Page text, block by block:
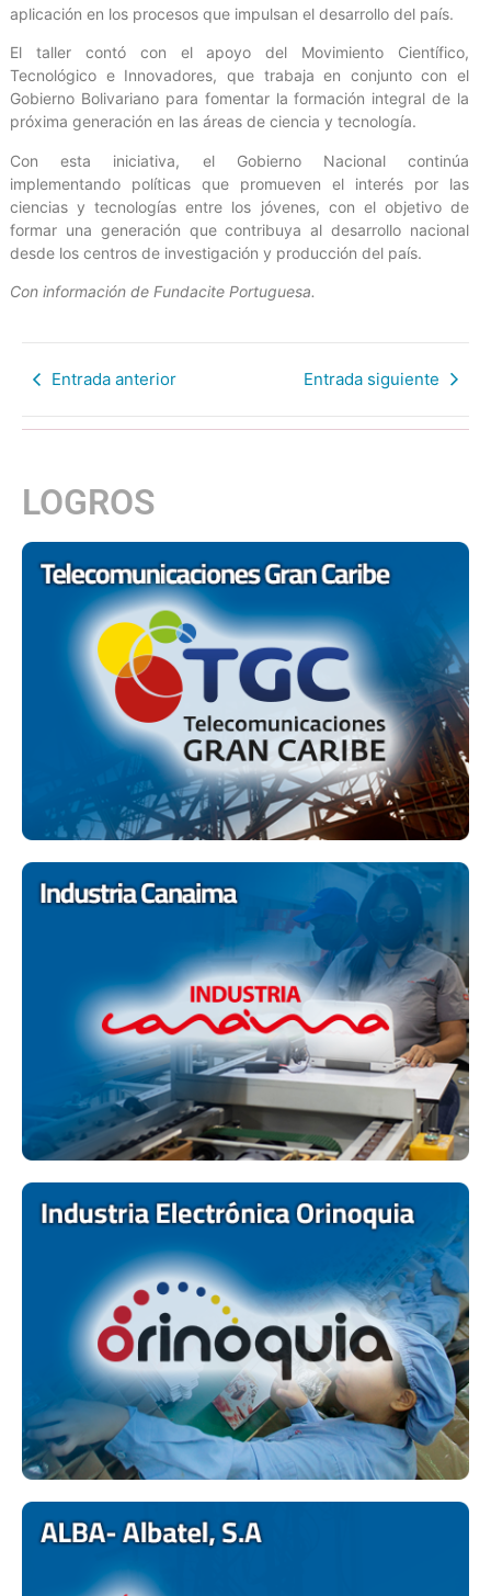
aplicación en los procesos que impulsan el desarrollo del país.
El taller contó con el apoyo del Movimiento Científico,
Tecnológico e Innovadores, que trabaja en conjunto con el
Gobierno Bolivariano para fomentar la formación integral de la
próxima generación en las áreas de ciencia y tecnología.
Con esta iniciativa, el Gobierno Nacional continúa
implementando políticas que promueven el interés por las
ciencias y tecnologías entre los jóvenes, con el objetivo de
formar una generación que contribuya al desarrollo nacional
desde los centros de investigación y producción del país.
Con información de Fundacite Portuguesa.
Entrada anterior Entrada siguiente
LOGROS